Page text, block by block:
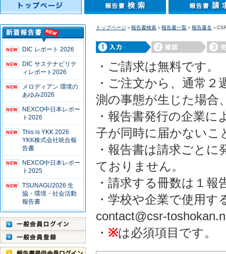
DIC レポート 2026
DIC サステナビリテ
ィレポート2026
メロディアン 環境の
あゆみ2026
NEXCO中日本レポー
ト2026
This is YKK 2026
YKK株式会社統合報
告書
NEXCO中日本レポー
ト2025
TSUNAGU2026 生
協・環境・社会活動
報告書
トップページ ＞報告書検索＞報告書一覧＞報告書名 ＞
・ご請求は無料です。
・ご注文から、通常
測の事態が生じた場合
・報告書発行の企業
子が同時に届かないこ
・報告書は請求ごと
ておりません。
・請求する冊数は１
・学校や企業で使用
contact@csr-
・ ※は必須項目です。